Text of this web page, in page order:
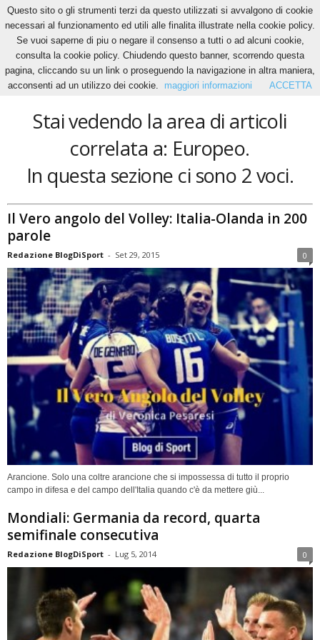
Home Tags Europeo
Europeo
Stai vedendo la area di articoli
correlata a: Europeo.
In questa sezione ci sono 2 voci.
Il Vero angolo del Volley: Italia-Olanda in 200
parole
Redazione BlogDiSport - Set 29, 2015 0
Arancione. Solo una coltre arancione che si impossessa di tutto il proprio
campo in difesa e del campo dell'Italia quando c'è da mettere giù...
Mondiali: Germania da record, quarta
semifinale consecutiva
Redazione BlogDiSport - Lug 5, 2014 0
Questo sito o gli strumenti terzi da questo utilizzati si avvalgono di cookie
necessari al funzionamento ed utili alle finalita illustrate nella cookie policy.
Se vuoi saperne di piu o negare il consenso a tutti o ad alcuni cookie,
consulta la cookie policy. Chiudendo questo banner, scorrendo questa
pagina, cliccando su un link o proseguendo la navigazione in altra maniera,
acconsenti ad un utilizzo dei cookie.
maggiori informazioni ACCETTA